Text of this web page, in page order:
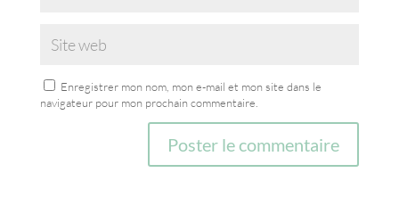
Enregistrer mon nom, mon e-mail et mon site dans le
navigateur pour mon prochain commentaire.